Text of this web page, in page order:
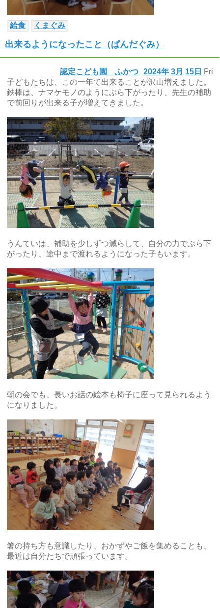
給食 くまぐみ
出来るようになったこと（ぱんだぐみ）
2024年 3月 15日 Fri
認定こども園 ふかつ
子どもたちは、この一年で出来ることが沢山増えました。
鉄棒は、ナマケモノのようにぶら下がったり、先生の補助
で前回りが出来る子が増えてきました。
うんていは、補助を少しずつ減らして、自分の力でぶら下
がったり、途中まで渡れるようになった子もいます。
朝の会でも、長いお話の絵本も椅子に座って見られるよう
になりました。
箸の持ち方も意識したり、おかずやご飯を集めることも、
最近は自分たちで頑張っています。